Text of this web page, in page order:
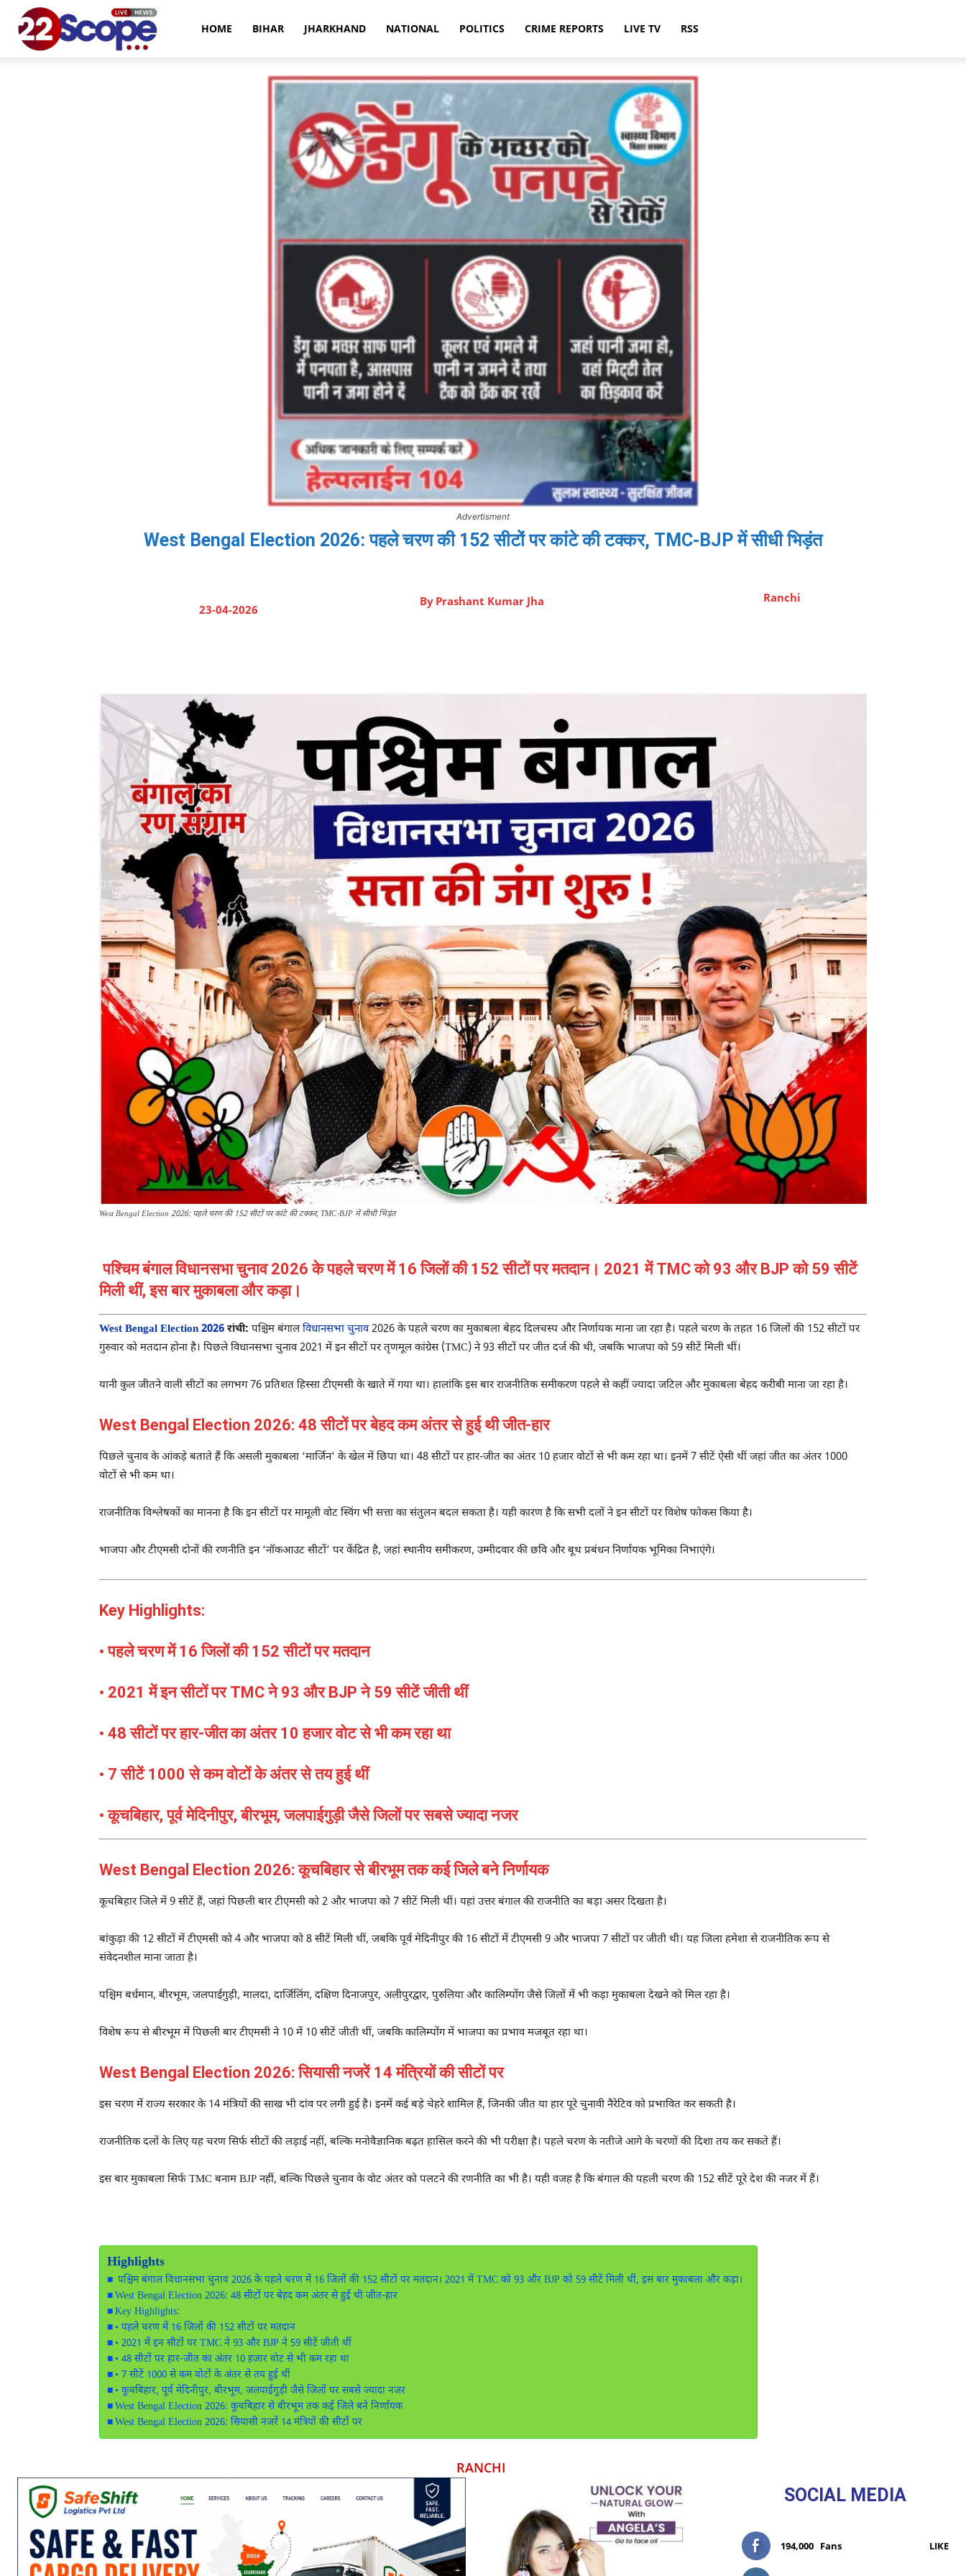
HOME BIHAR JHARKHAND NATIONAL POLITICS CRIME REPORTS LIVE TV RSS
Advertisment
West Bengal Election 2026: पहले चरण की 152 सीटों पर कांटे की टक्कर, TMC-BJP में सीधी भिड़ंत
23-04-2026
By Prashant Kumar Jha Ranchi
West Bengal Election 2026: पहले चरण की 152 सीटों पर कांटे की टक्कर, TMC-BJP में सीधी भिड़ंत
पश्चिम बंगाल विधानसभा चुनाव 2026 के पहले चरण में 16 जिलों की 152 सीटों पर मतदान। 2021 में TMC को 93 और BJP को 59 सीटें
मिली थीं, इस बार मुकाबला और कड़ा।
West Bengal Election 2026 रांची: पश्चिम बंगालविधानसभा चुनाव2026 के पहले चरण का मुकाबला बेहद दिलचस्प और निर्णायक माना जा रहा है। पहले चरण के तहत 16 जिलों की 152 सीटों पर
गुरुवार को मतदान होना है। पिछले विधानसभा चुनाव 2021 में इन सीटों पर तृणमूल कांग्रेस (TMC) ने 93 सीटों पर जीत दर्ज की थी, जबकि भाजपा को 59 सीटें मिली थीं।
यानी कुल जीतने वाली सीटों का लगभग 76 प्रतिशत हिस्सा टीएमसी के खाते में गया था। हालांकि इस बार राजनीतिक समीकरण पहले से कहीं ज्यादा जटिल और मुकाबला बेहद करीबी माना जा रहा है।
West Bengal Election 2026: 48 सीटों पर बेहद कम अंतर से हुई थी जीत-हार
पिछले चुनाव के आंकड़े बताते हैं कि असली मुकाबला ‘मार्जिन’ के खेल में छिपा था। 48 सीटों पर हार-जीत का अंतर 10 हजार वोटों से भी कम रहा था। इनमें 7 सीटें ऐसी थीं जहां जीत का अंतर 1000
वोटों से भी कम था।
राजनीतिक विश्लेषकों का मानना है कि इन सीटों पर मामूली वोट स्विंग भी सत्ता का संतुलन बदल सकता है। यही कारण है कि सभी दलों ने इन सीटों पर विशेष फोकस किया है।
भाजपा और टीएमसी दोनों की रणनीति इन ‘नॉकआउट सीटों’ पर केंद्रित है, जहां स्थानीय समीकरण, उम्मीदवार की छवि और बूथ प्रबंधन निर्णायक भूमिका निभाएंगे।
Key Highlights:
• पहले चरण में 16 जिलों की 152 सीटों पर मतदान
• 2021 में इन सीटों पर TMC ने 93 और BJP ने 59 सीटें जीती थीं
• 48 सीटों पर हार-जीत का अंतर 10 हजार वोट से भी कम रहा था
• 7 सीटें 1000 से कम वोटों के अंतर से तय हुई थीं
• कूचबिहार, पूर्व मेदिनीपुर, बीरभूम, जलपाईगुड़ी जैसे जिलों पर सबसे ज्यादा नजर
West Bengal Election 2026: कूचबिहार से बीरभूम तक कई जिले बने निर्णायक
कूचबिहार जिले में 9 सीटें हैं, जहां पिछली बार टीएमसी को 2 और भाजपा को 7 सीटें मिली थीं। यहां उत्तर बंगाल की राजनीति का बड़ा असर दिखता है।
बांकुड़ा की 12 सीटों में टीएमसी को 4 और भाजपा को 8 सीटें मिली थीं, जबकि पूर्व मेदिनीपुर की 16 सीटों में टीएमसी 9 और भाजपा 7 सीटों पर जीती थी। यह जिला हमेशा से राजनीतिक रूप से
संवेदनशील माना जाता है।
पश्चिम बर्धमान, बीरभूम, जलपाईगुड़ी, मालदा, दार्जिलिंग, दक्षिण दिनाजपुर, अलीपुरद्वार, पुरुलिया और कालिम्पोंग जैसे जिलों में भी कड़ा मुकाबला देखने को मिल रहा है।
विशेष रूप से बीरभूम में पिछली बार टीएमसी ने 10 में 10 सीटें जीती थीं, जबकि कालिम्पोंग में भाजपा का प्रभाव मजबूत रहा था।
West Bengal Election 2026: सियासी नजरें 14 मंत्रियों की सीटों पर
इस चरण में राज्य सरकार के 14 मंत्रियों की साख भी दांव पर लगी हुई है। इनमें कई बड़े चेहरे शामिल हैं, जिनकी जीत या हार पूरे चुनावी नैरेटिव को प्रभावित कर सकती है।
राजनीतिक दलों के लिए यह चरण सिर्फ सीटों की लड़ाई नहीं, बल्कि मनोवैज्ञानिक बढ़त हासिल करने की भी परीक्षा है। पहले चरण के नतीजे आगे के चरणों की दिशा तय कर सकते हैं।
इस बार मुकाबला सिर्फ TMC बनाम BJP नहीं, बल्कि पिछले चुनाव के वोट अंतर को पलटने की रणनीति का भी है। यही वजह है कि बंगाल की पहली चरण की 152 सीटें पूरे देश की नजर में हैं।
Highlights
पश्चिम बंगाल विधानसभा चुनाव 2026 के पहले चरण में 16 जिलों की 152 सीटों पर मतदान। 2021 में TMC को 93 और BJP को 59 सीटें मिली थीं, इस बार मुकाबला और कड़ा।
West Bengal Election 2026: 48 सीटों पर बेहद कम अंतर से हुई थी जीत-हार
Key Highlights:
• पहले चरण में 16 जिलों की 152 सीटों पर मतदान
• 2021 में इन सीटों पर TMC ने 93 और BJP ने 59 सीटें जीती थीं
• 48 सीटों पर हार-जीत का अंतर 10 हजार वोट से भी कम रहा था
• 7 सीटें 1000 से कम वोटों के अंतर से तय हुई थीं
• कूचबिहार, पूर्व मेदिनीपुर, बीरभूम, जलपाईगुड़ी जैसे जिलों पर सबसे ज्यादा नजर
West Bengal Election 2026: कूचबिहार से बीरभूम तक कई जिले बने निर्णायक
West Bengal Election 2026: सियासी नजरें 14 मंत्रियों की सीटों पर
RANCHI
SOCIAL MEDIA
194,000 Fans LIKE